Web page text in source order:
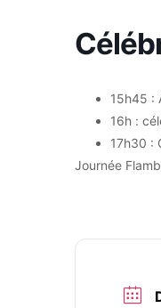
15h45 :
16h :
17h30 :
Journée